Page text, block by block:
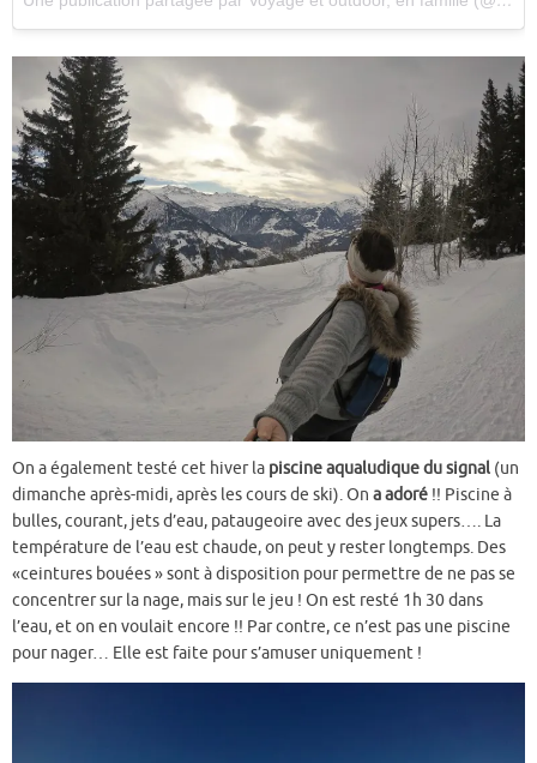
On a également testé cet hiver la piscine aqualudique du signal (un
dimanche après-midi, après les cours de ski). On a adoré !! Piscine à
bulles, courant, jets d’eau, pataugeoire avec des jeux supers…. La
température de l’eau est chaude, on peut y rester longtemps. Des
«ceintures bouées » sont à disposition pour permettre de ne pas se
concentrer sur la nage, mais sur le jeu ! On est resté 1h 30 dans
l’eau, et on en voulait encore !! Par contre, ce n’est pas une piscine
pour nager… Elle est faite pour s’amuser uniquement !